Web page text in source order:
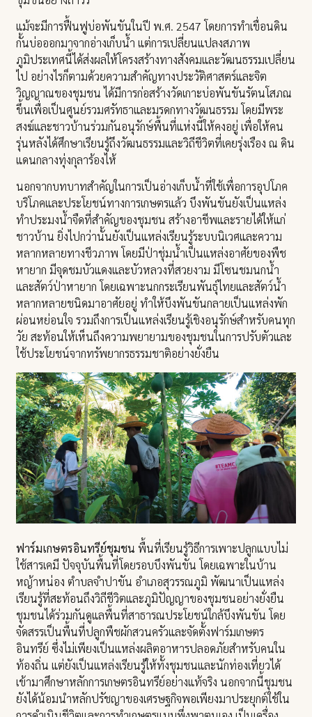
แม้จะมีการฟื้นฟูบ่อพันขันในปี พ.ศ. 2547 โดยการทำเขื่อนดิน
กั้นบ่อออกมาจากอ่างเก็บน้ำ แต่การเปลี่ยนแปลงสภาพ
ภูมิประเทศนี้ได้ส่งผลให้โครงสร้างทางสังคมและวัฒนธรรมเปลี่ยน
ไป อย่างไรก็ตามด้วยความสำคัญทางประวัติศาสตร์และจิต
วิญญาณของชุมชน ได้มีการก่อสร้างวัดเกาะบ่อพันขันรัตนโสภณ
ขึ้นเพื่อเป็นศูนย์รวมศรัทธาและมรดกทางวัฒนธรรม โดยมีพระ
สงฆ์และชาวบ้านร่วมกันอนุรักษ์พื้นที่แห่งนี้ให้คงอยู่ เพื่อให้คน
รุ่นหลังได้ศึกษาเรียนรู้ถึงวัฒนธรรมและวิถีชีวิตที่เคยรุ่งเรือง ณ ดิน
แดนกลางทุ่งกุลาร้องไห้
นอกจากบทบาทสำคัญในการเป็นอ่างเก็บน้ำที่ใช้เพื่อการอุปโภค
บริโภคและประโยชน์ทางการเกษตรแล้ว บึงพันขันยังเป็นแหล่ง
ทำประมงน้ำจืดที่สำคัญของชุมชน สร้างอาชีพและรายได้ให้แก่
ชาวบ้าน ยิ่งไปกว่านั้นยังเป็นแหล่งเรียนรู้ระบบนิเวศและความ
หลากหลายทางชีวภาพ โดยมีป่าชุ่มน้ำเป็นแหล่งอาศัยของพืช
หายาก มีจุดชมบัวแดงและบัวหลวงที่สวยงาม มีโซนชมนกน้ำ
และสัตว์ป่าหายาก โดยเฉพาะนกกระเรียนพันธุ์ไทยและสัตว์น้ำ
หลากหลายชนิดมาอาศัยอยู่ ทำให้บึงพันขันกลายเป็นแหล่งพัก
ผ่อนหย่อนใจ รวมถึงการเป็นแหล่งเรียนรู้เชิงอนุรักษ์สำหรับคนทุก
วัย สะท้อนให้เห็นถึงความพยายามของชุมชนในการปรับตัวและ
ใช้ประโยชน์จากทรัพยากรธรรมชาติอย่างยั่งยืน
ฟาร์มเกษตรอินทรีย์ชุมชน พื้นที่เรียนรู้วิธีการเพาะปลูกแบบไม่
ใช้สารเคมี ปัจจุบันพื้นที่โดยรอบบึงพันขัน โดยเฉพาะในบ้าน
หญ้าหน่อง ตำบลจำปาขัน อำเภอสุวรรณภูมิ พัฒนาเป็นแหล่ง
เรียนรู้ที่สะท้อนถึงวิถีชีวิตและภูมิปัญญาของชุมชนอย่างยั่งยืน
ชุมชนได้ร่วมกันดูแลพื้นที่สาธารณประโยชน์ใกล้บึงพันขัน โดย
จัดสรรเป็นพื้นที่ปลูกพืชผักสวนครัวและจัดตั้งฟาร์มเกษตร
อินทรีย์ ซึ่งไม่เพียงเป็นแหล่งผลิตอาหารปลอดภัยสำหรับคนใน
ท้องถิ่น แต่ยังเป็นแหล่งเรียนรู้ให้ทั้งชุมชนและนักท่องเที่ยวได้
เข้ามาศึกษาหลักการเกษตรอินทรีย์อย่างแท้จริง นอกจากนี้ชุมชน
ยังได้น้อมนำหลักปรัชญาของเศรษฐกิจพอเพียงมาประยุกต์ใช้ใน